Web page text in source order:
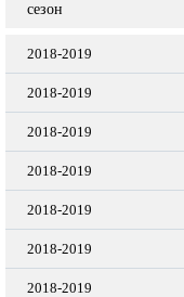
сезон
2018-2019
2018-2019
2018-2019
2018-2019
2018-2019
2018-2019
2018-2019